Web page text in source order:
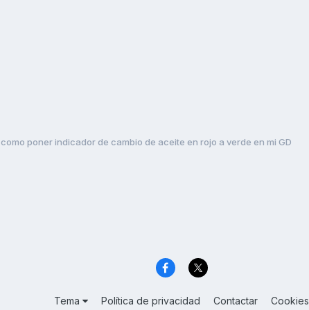
como poner indicador de cambio de aceite en rojo a verde en mi GD
Tema Política de privacidad Contactar Cookies